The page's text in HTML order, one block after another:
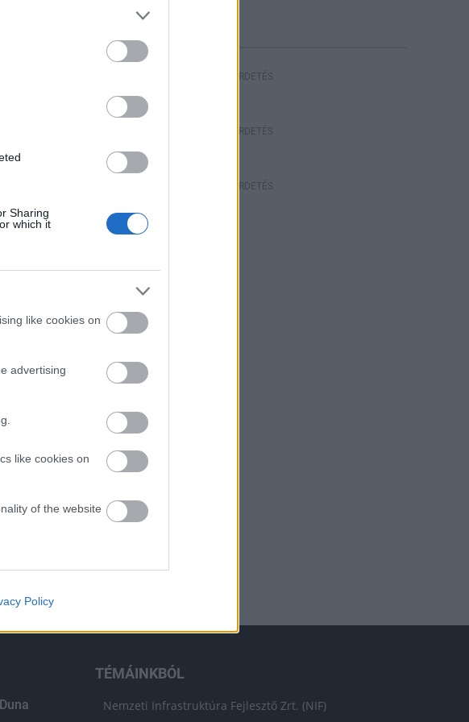
Sharing
which it
like cookies on
advertising
like cookies on
of the website
including
Policy
HIRDETÉS
HIRDETÉS
HIRDETÉS
TÉMÁINKBÓL
Nemzeti Infrastruktúra Fejlesztő Zrt. (NIF)